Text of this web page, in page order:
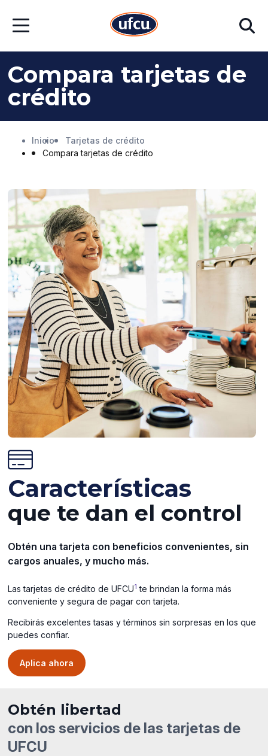
contenido
contenido
de
página
Abrir
Buscar
Compara tarjetas de
crédito
Inicio
Tarjetas de crédito
Compara tarjetas de crédito
Características
que te dan el control
Obtén una tarjeta con beneficios convenientes, sin
cargos anuales, y mucho más.
Las tarjetas de crédito de UFCU1 te brindan la forma más
conveniente y segura de pagar con tarjeta.
Recibirás excelentes tasas y términos sin sorpresas en los que
puedes confiar.
Aplica ahora
Obtén libertad
con los servicios de las tarjetas de
UFCU